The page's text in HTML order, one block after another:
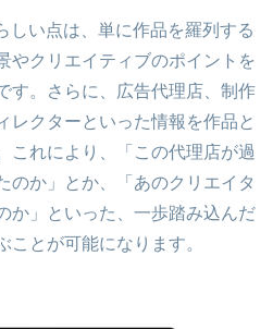
しい点は、単に作品を羅列する
やクリエイティブのポイントを
す。さらに、広告代理店、制作
レクターといった情報を作品と
これにより、「この代理店が過
のか」とか、「あのクリエイタ
か」といった、一歩踏み込んだ
とが可能になります。